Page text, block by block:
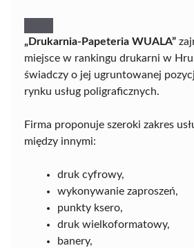
„Drukarnia-Papeteria WUALA”
miejsce w rankingu drukarni w
świadczy o jej ugruntowanej
rynku usług poligraficznych.
Firma proponuje szeroki zakres
między innymi:
druk cyfrowy,
wykonywanie zaproszeń,
punkty ksero,
druk wielkoformatowy,
banery,